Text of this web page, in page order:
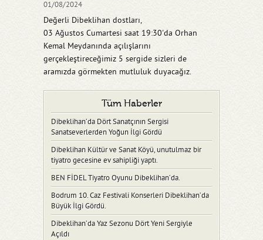
01/08/2024
Değerli Dibeklihan dostları,
03 Ağustos Cumartesi saat 19:30'da Orhan
Kemal Meydanında açılışlarını
gerçekleştireceğimiz 5 sergide sizleri de
aramızda görmekten mutluluk duyacağız.
Tüm Haberler
Dibeklihan’da Dört Sanatçının Sergisi
Sanatseverlerden Yoğun İlgi Gördü
Dibeklihan Kültür ve Sanat Köyü, unutulmaz bir
tiyatro gecesine ev sahipliği yaptı.
BEN FİDEL Tiyatro Oyunu Dibeklihan’da.
Bodrum 10. Caz Festivali Konserleri Dibeklihan’da
Büyük İlgi Gördü.
Dibeklihan’da Yaz Sezonu Dört Yeni Sergiyle
Açıldı